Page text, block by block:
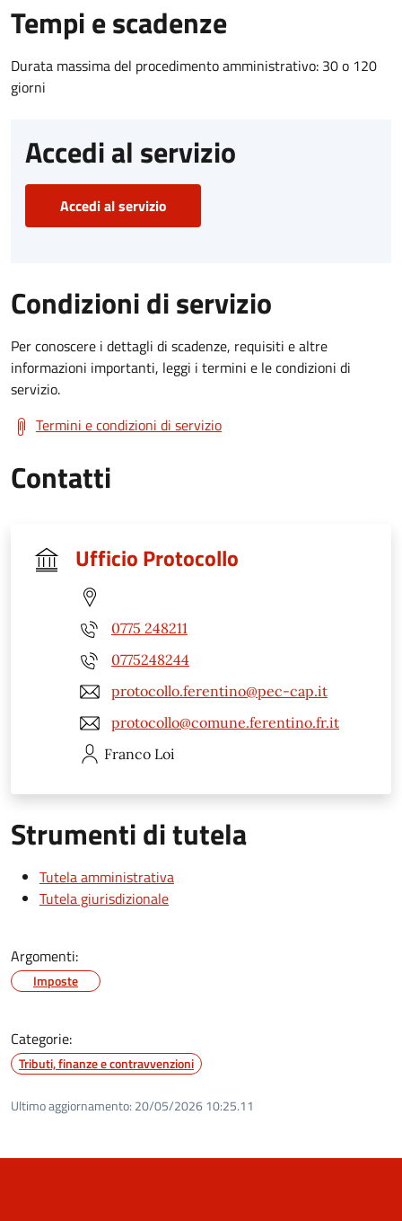
Tempi e scadenze
Durata massima del procedimento amministrativo: 30 o 120
giorni
Accedi al servizio
Accedi al servizio
Condizioni di servizio
Per conoscere i dettagli di scadenze, requisiti e altre
informazioni importanti, leggi i termini e le condizioni di
servizio.
Termini e condizioni di servizio
Contatti
Ufficio Protocollo
0775 248211
0775248244
protocollo.ferentino@pec-cap.it
protocollo@comune.ferentino.fr.it
Franco Loi
Strumenti di tutela
Tutela amministrativa
Tutela giurisdizionale
Argomenti:
Imposte
Categorie:
Tributi, finanze e contravvenzioni
Ultimo aggiornamento: 20/05/2026 10:25.11